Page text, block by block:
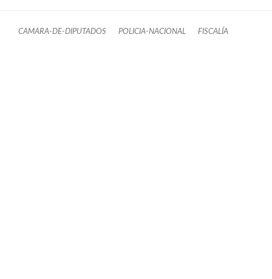
CAMARA-DE-DIPUTADOS POLICIA-NACIONAL FISCALÍA